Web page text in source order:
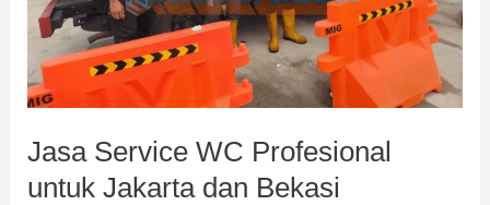
Jasa Service WC Profesional
untuk Jakarta dan Bekasi
Bekasi